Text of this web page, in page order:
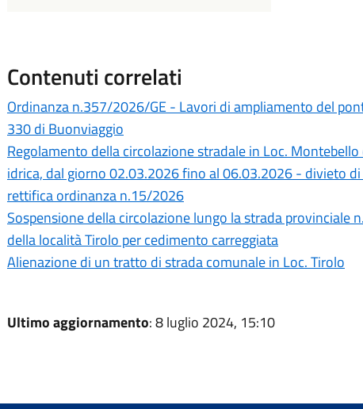
Contenuti correlati
Ordinanza n.357/2026/GE - Lavori di ampliamento del
330 di Buonviaggio
Regolamento della circolazione stradale in Loc.
idrica, dal giorno 02.03.2026 fino al 06.03.2026 - divieto
rettifica ordinanza n.15/2026
Sospensione della circolazione lungo la strada provinciale
della località Tirolo per cedimento carreggiata
Alienazione di un tratto di strada comunale in Loc. Tirolo
Ultimo aggiornamento: 8 luglio 2024, 15:10